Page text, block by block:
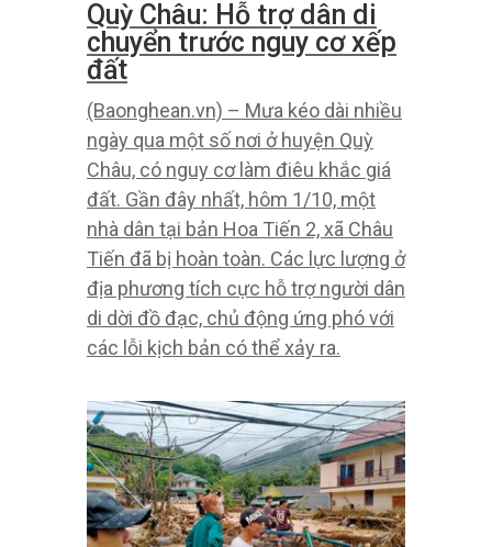
Quỳ Châu: Hỗ trợ dân di
chuyển trước nguy cơ xếp
đất
(Baonghean.vn) – Mưa kéo dài nhiều
ngày qua một số nơi ở huyện Quỳ
Châu, có nguy cơ làm điêu khắc giá
đất. Gần đây nhất, hôm 1/10, một
nhà dân tại bản Hoa Tiến 2, xã Châu
Tiến đã bị hoàn toàn. Các lực lượng ở
địa phương tích cực hỗ trợ người dân
di dời đồ đạc, chủ động ứng phó với
các lỗi kịch bản có thể xảy ra.